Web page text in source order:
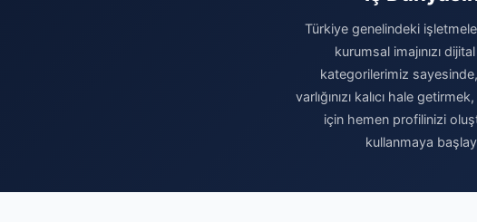
Türkiye genelindeki
kurumsal imajınızı
kategorilerimiz
varlığınızı kalıcı hale
için hemen profilinizi
kullanmaya